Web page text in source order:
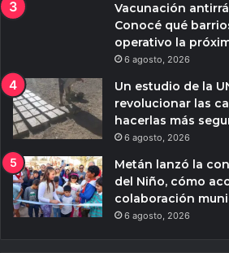
Vacunación
Conocé qué
operativo la
6 agosto, 2026
Un estudio de la
revolucionar las
hacerlas más
6 agosto, 2026
Metán lanzó la
del Niño, cómo
colaboración
6 agosto, 2026